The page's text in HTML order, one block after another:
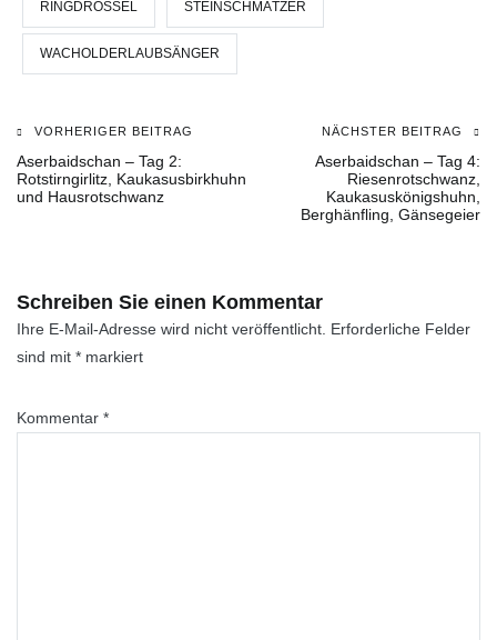
RINGDROSSEL STEINSCHMÄTZER
WACHOLDERLAUBSÄNGER
Beitragsnavigation
VORHERIGER BEITRAG
Aserbaidschan – Tag 2:
Rotstirngirlitz, Kaukasusbirkhuhn
und Hausrotschwanz
NÄCHSTER BEITRAG
Aserbaidschan – Tag 4:
Riesenrotschwanz,
Kaukasuskönigshuhn,
Berghänfling, Gänsegeier
Schreiben Sie einen Kommentar
Ihre E-Mail-Adresse wird nicht veröffentlicht. Erforderliche Felder
sind mit * markiert
Kommentar *